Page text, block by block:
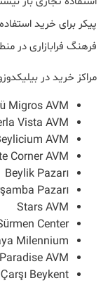
پیکر برای خرید
فرهنگ فرابازاری در
مراکز خرید در
Migros AVM
Vista AVM
AVM
Corner AVM
Beylik Pazarı
Pazarı
Stars AVM
Center
Milennium
Paradise AVM
Beykent